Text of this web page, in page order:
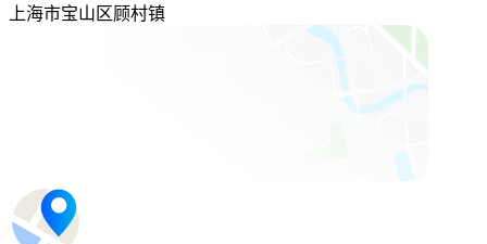
上海市宝山区顾村镇